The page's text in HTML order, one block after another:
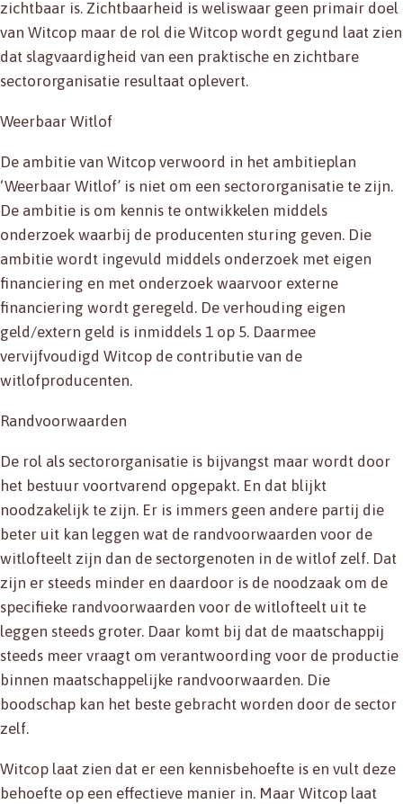
zichtbaar is. Zichtbaarheid is weliswaar geen primair doel
van Witcop maar de rol die Witcop wordt gegund laat zien
dat slagvaardigheid van een praktische en zichtbare
sectororganisatie resultaat oplevert.
Weerbaar Witlof
De ambitie van Witcop verwoord in het ambitieplan
‘Weerbaar Witlof’ is niet om een sectororganisatie te zijn.
De ambitie is om kennis te ontwikkelen middels
onderzoek waarbij de producenten sturing geven. Die
ambitie wordt ingevuld middels onderzoek met eigen
financiering en met onderzoek waarvoor externe
financiering wordt geregeld. De verhouding eigen
geld/extern geld is inmiddels 1 op 5. Daarmee
vervijfvoudigd Witcop de contributie van de
witlofproducenten.
Randvoorwaarden
De rol als sectororganisatie is bijvangst maar wordt door
het bestuur voortvarend opgepakt. En dat blijkt
noodzakelijk te zijn. Er is immers geen andere partij die
beter uit kan leggen wat de randvoorwaarden voor de
witlofteelt zijn dan de sectorgenoten in de witlof zelf. Dat
zijn er steeds minder en daardoor is de noodzaak om de
specifieke randvoorwaarden voor de witlofteelt uit te
leggen steeds groter. Daar komt bij dat de maatschappij
steeds meer vraagt om verantwoording voor de productie
binnen maatschappelijke randvoorwaarden. Die
boodschap kan het beste gebracht worden door de sector
zelf.
Witcop laat zien dat er een kennisbehoefte is en vult deze
behoefte op een effectieve manier in. Maar Witcop laat